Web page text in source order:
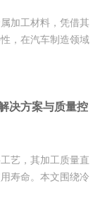
加工材料，凭借其
，在汽车制造领域
决方案与质量控
艺，其加工质量直
寿命。本文围绕冷